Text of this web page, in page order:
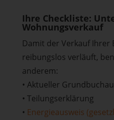
Ihre Checkliste:
Wohnungsverkauf
Damit der Verkauf Ihrer
reibungslos verläuft,
anderem:
• Aktueller
• Teilungserklärung
• Energieausweis